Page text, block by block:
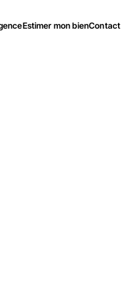
Estimer mon bienContact